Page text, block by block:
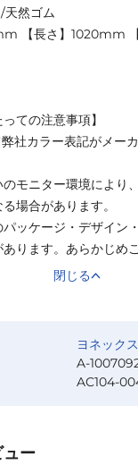
天然ゴム
【長さ】1020mm
ての注意事項】
社カラー表記がメー
モニター環境により
場合があります。
ッケージ・デザイン
ります。あらかじめ
閉じる
ヨネックス
A-
AC104-
ュー